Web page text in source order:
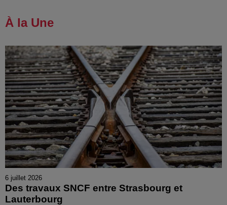
À la Une
6 juillet 2026
Des travaux SNCF entre Strasbourg et
Lauterbourg